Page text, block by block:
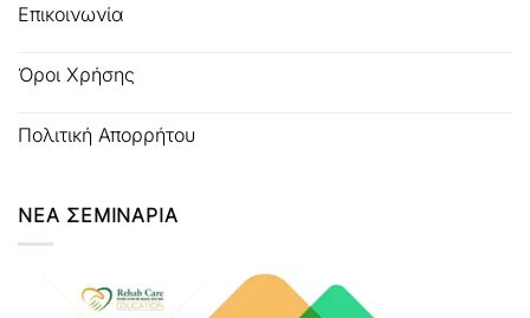
Επικοινωνία
Όροι Χρήσης
Πολιτική Απορρήτου
ΝΕΑ ΣΕΜΙΝΑΡΙΑ